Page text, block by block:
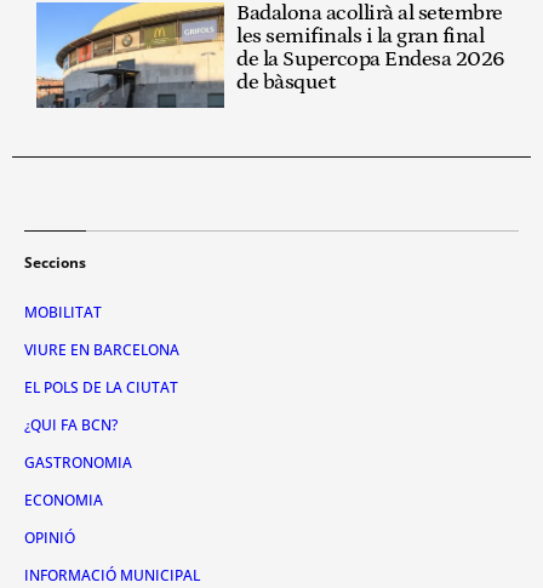
Badalona acollirà al setembre
les semifinals i la gran final
de la Supercopa Endesa 2026
de bàsquet
Seccions
MOBILITAT
VIURE EN BARCELONA
EL POLS DE LA CIUTAT
¿QUI FA BCN?
GASTRONOMIA
ECONOMIA
OPINIÓ
INFORMACIÓ MUNICIPAL